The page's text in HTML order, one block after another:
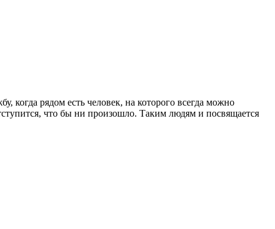
рядом есть человек, на которого всегда можно
что бы ни произошло. Таким людям и посвящается